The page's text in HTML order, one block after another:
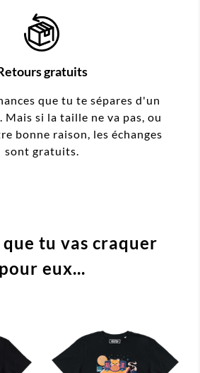
gratuits
que tu te sépares d'un
si la taille ne va pas, ou
bonne raison, les échanges
sont gratuits.
tu vas craquer
pour eux...